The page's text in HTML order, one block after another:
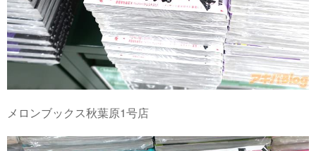
メロンブックス秋葉原1号店